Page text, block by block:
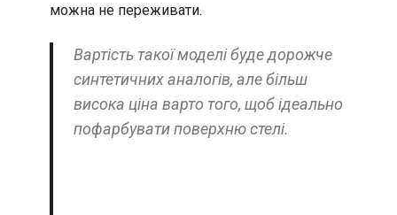
можна не переживати.
Вартість такої моделі буде дорожче
синтетичних аналогів, але більш
висока ціна варто того, щоб ідеально
пофарбувати поверхню стелі.